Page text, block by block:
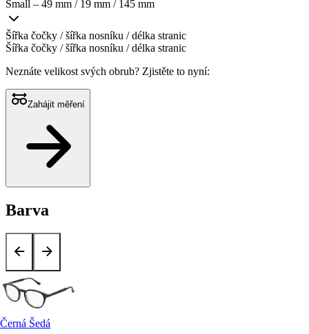
Small – 49 mm / 19 mm / 145 mm
Šířka čočky / šířka nosníku / délka stranic
Šířka čočky / šířka nosníku / délka stranic
Neznáte velikost svých obrub? Zjistěte to nyní:
Zahájit měření
Barva
Černá Šedá